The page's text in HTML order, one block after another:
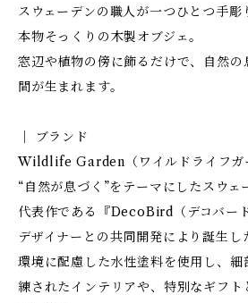
スウェーデンの職人が一つひとつ手彫
本物そっくりの木製オブジェ。
窓辺や植物の傍に飾るだけで、自然
間が生まれます。
│ ブランド
Wildlife Garden（ワイルドライフガ
“自然が息づく”をテーマにしたスウェ
代表作である『DecoBird（デコバー
デザイナーとの共同開発により誕生し
環境に配慮した水性塗料を使用し、
練されたインテリアや、特別なギフ